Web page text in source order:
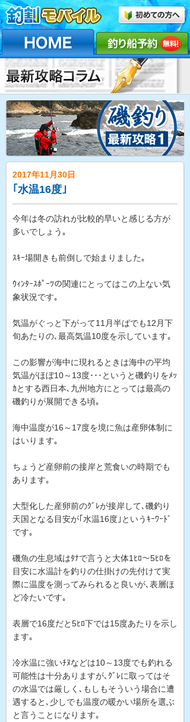
2017年11月30日
｢水温16度｣
今年は冬の訪れが比較的早いと感じる方が
多いでしょう｡
ｽｷｰ場開きも前倒しで始まりました｡
ｳｨﾝﾀｰｽﾎﾟｰﾂの関連にとってはこの上ない気
象状況です｡
気温がぐっと下がって11月半ばでも12月下
旬あたりの､最高気温10度を示しています｡
この影響が海中に現れるときは海中の平均
気温がほぼ10～13度･･･というと磯釣りをﾒｯ
ｶとする西日本､九州地方にとっては最高の
磯釣りが展開できる頃｡
海中温度が16～17度を境に魚は産卵体制に
はいります｡
ちょうど産卵前の接岸と荒食いの時期でも
あります｡
大型化した産卵前のｸﾞﾚが接岸して､磯釣り
天国となる目安が｢水温16度｣というｷｰﾜｰﾄﾞ
です｡
磯魚の生息域はﾀﾅで言うと大体1ﾋﾛ～5ﾋﾛを
目安に水温計を釣りの仕掛けの先付けて実
際に温度を測ってみられると良いが､表層ほ
ど冷たいです｡
表層で16度だと5ﾋﾛ下では15度あたりを示し
ます｡
冷水温に強いﾁﾇなどは10～13度でも釣れる
可能性は十分ありますが､ｸﾞﾚに取ってはそ
の水温では厳しく､もしもそういう場合に遭
遇すると､少しでも温度の暖かい場所を選ぶ
と言うことになります｡